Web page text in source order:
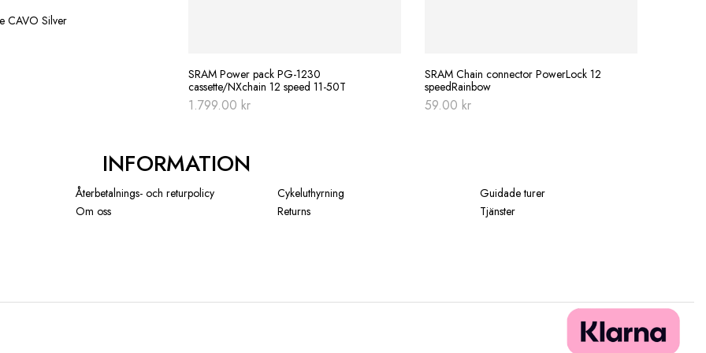
CAVO Silver
SRAM Power pack PG-1230
cassette/NXchain 12 speed 11-50T
1.799.00 kr
SRAM Chain connector PowerLock 12
speedRainbow
59.00 kr
INFORMATION
Återbetalnings- och returpolicy Cykeluthyrning
Guidade turer
Om oss Returns
Tjänster